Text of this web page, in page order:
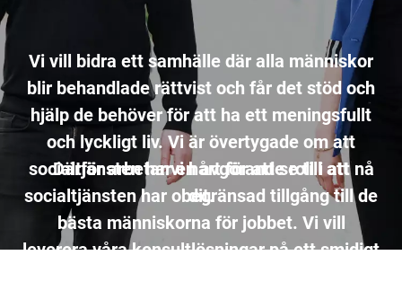
Vi vill bidra ett samhälle där alla människor
blir behandlade rättvist och får det stöd och
hjälp de behöver för att ha ett meningsfullt
och lyckligt liv. Vi är övertygade om att
socialtjänsten har en avgörande roll i att nå
dit.
Därför arbetar vi hårt för att se till att
socialtjänsten har obegränsad tillgång till de
bästa människorna för jobbet. Vi vill
leverera våra konsultlösningar på ett smidigt